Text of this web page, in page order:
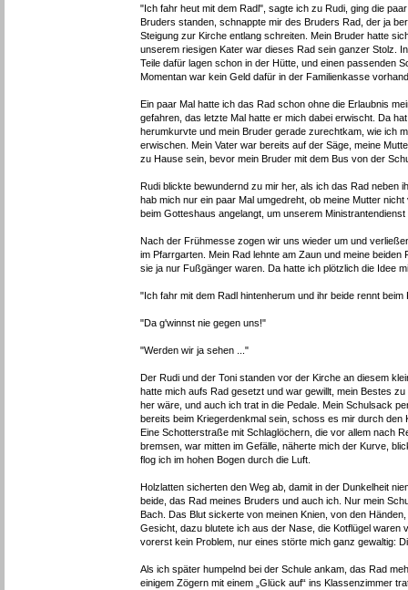
"Ich fahr heut mit dem Radl", sagte ich zu Rudi, ging die
Bruders standen, schnappte mir des Bruders Rad, der ja
Steigung zur Kirche entlang schreiten. Mein Bruder hatte
unserem riesigen Kater war dieses Rad sein ganzer Stolz.
Teile dafür lagen schon in der Hütte, und einen passenden
Momentan war kein Geld dafür in der Familienkasse
Ein paar Mal hatte ich das Rad schon ohne die Erlaubnis
gefahren, das letzte Mal hatte er mich dabei erwischt. Da
herumkurvte und mein Bruder gerade zurechtkam, wie ich
erwischen. Mein Vater war bereits auf der Säge, meine
zu Hause sein, bevor mein Bruder mit dem Bus von der
Rudi blickte bewundernd zu mir her, als ich das Rad neben
hab mich nur ein paar Mal umgedreht, ob meine Mutter
beim Gotteshaus angelangt, um unserem
Nach der Frühmesse zogen wir uns wieder um und
im Pfarrgarten. Mein Rad lehnte am Zaun und meine
sie ja nur Fußgänger waren. Da hatte ich plötzlich die Idee
"Ich fahr mit dem Radl hintenherum und ihr beide rennt
"Da g'winnst nie gegen uns!"
"Werden wir ja sehen ..."
Der Rudi und der Toni standen vor der Kirche an diesem
hatte mich aufs Rad gesetzt und war gewillt, mein Bestes
her wäre, und auch ich trat in die Pedale. Mein Schulsack
bereits beim Kriegerdenkmal sein, schoss es mir durch
Eine Schotterstraße mit Schlaglöchern, die vor allem nach
bremsen, war mitten im Gefälle, näherte mich der Kurve,
flog ich im hohen Bogen durch die Luft.
Holzlatten sicherten den Weg ab, damit in der Dunkelheit
beide, das Rad meines Bruders und auch ich. Nur mein
Bach. Das Blut sickerte von meinen Knien, von den
Gesicht, dazu blutete ich aus der Nase, die Kotflügel waren
vorerst kein Problem, nur eines störte mich ganz gewaltig:
Als ich später humpelnd bei der Schule ankam, das Rad
einigem Zögern mit einem „Glück auf“ ins Klassenzimmer